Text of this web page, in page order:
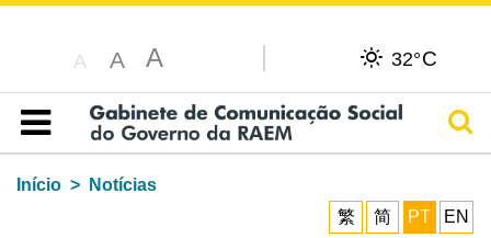
A A A 32°C
Índice
Início
Notícias
繁
简 PT EN